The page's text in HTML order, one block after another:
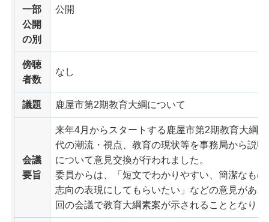
一部
公開
の別
公開
傍聴
者数
なし
議題 鹿屋市第2期教育大綱について
会議
要旨
来年4月からスタートする鹿屋市第2期教育大綱
代の潮流・視点、教育の現状等を事務局から説
について意見交換が行われました。
委員からは、「短文でわかりやすい、簡潔なも
志向の表現にしてもらいたい」などの意見があ
回の会議で教育大綱素案が示されることとなりま